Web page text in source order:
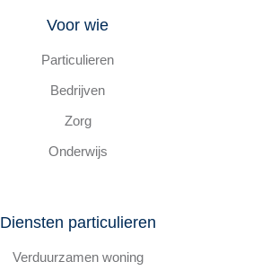
Voor wie
Particulieren
Bedrijven
Zorg
Onderwijs
Diensten particulieren
Verduurzamen woning